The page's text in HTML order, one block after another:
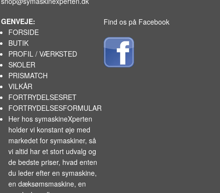
GENVEJE:
FORSIDE
BUTIK
PROFIL / VÆRKSTED
SKOLER
PRISMATCH
VILKÅR
FORTRYDELSESRET
FORTRYDELSESFORMULAR
Her hos symaskineXperten
holder vi konstant øje med
markedet forsymaskiner, så
vi altid har et stort udvalg og
de bedste priser, hvad enten
du leder efter en symaskine,
en dæksømsmaskine, en
Find os på Facebook